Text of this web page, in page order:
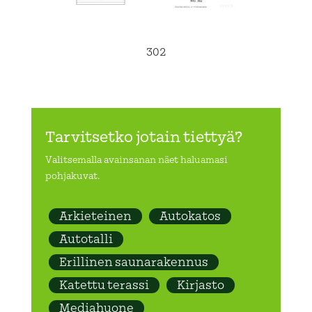
302
Tarvitsetko jotain tiettyä?
Valitsemalla avainsanan näet haluamasi
pohjakuvat.
Arkieteinen
Autokatos
Autotalli
Erillinen saunarakennus
Katettu terassi
Kirjasto
Mediahuone